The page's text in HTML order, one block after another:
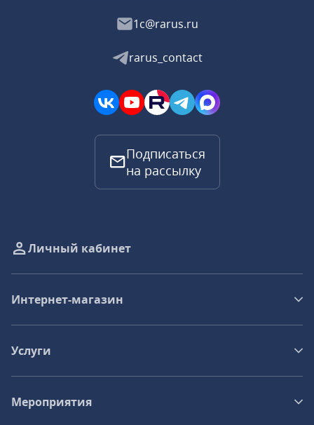
1c@rarus.ru
rarus_contact
Подписаться
на рассылку
Личный кабинет
Интернет-магазин
Услуги
Мероприятия